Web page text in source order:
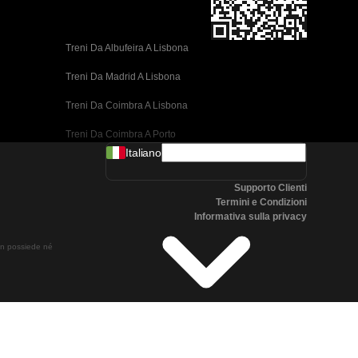
Treni Da Albufeira A Lisbona
Treni Da Madrid A Lisbona
Treni Da Coimbra A Lisbona
Treni Da Coimbra A Porto
Treni Da Valencia A Barcellona
Treni Da Malaga A Madrid
possiede né
Italiano
Supporto Clienti
Termini e Condizioni
Informativa sulla privacy